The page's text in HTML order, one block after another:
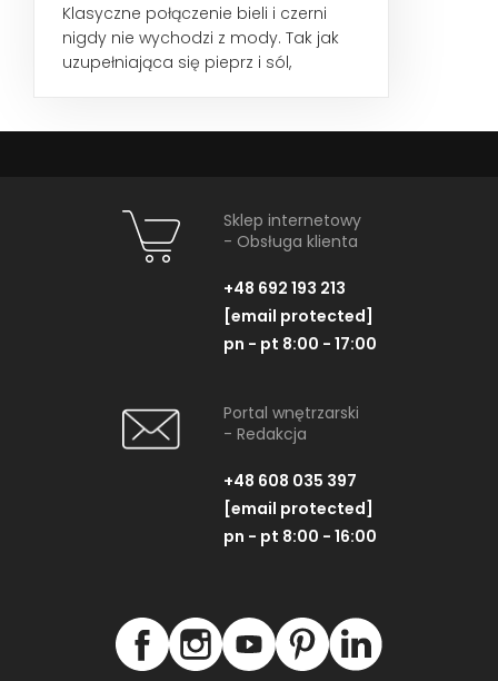
Klasyczne połączenie bieli i czerni
nigdy nie wychodzi z mody. Tak jak
uzupełniająca się pieprz i sól,
Sklep internetowy
- Obsługa klienta
+48 692 193 213
[email protected]
pn - pt 8:00 - 17:00
Portal wnętrzarski
- Redakcja
+48 608 035 397
[email protected]
pn - pt 8:00 - 16:00